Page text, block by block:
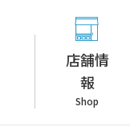
店舗情
報
Shop